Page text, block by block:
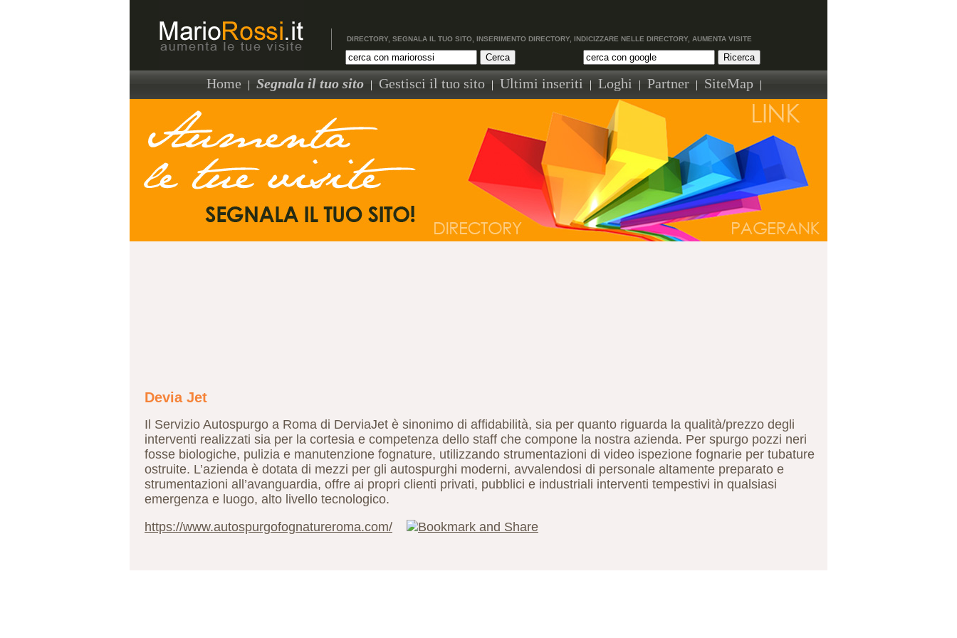
DIRECTORY, SEGNALA IL TUO SITO, INSERIMENTO DIRECTORY, INDICIZZARE NELLE DIRECTORY, AUMENTA VISITE
Home | Segnala il tuo sito | Gestisci il tuo sito | Ultimi inseriti | Loghi | Partner | SiteMap |
Devia Jet
Il Servizio Autospurgo a Roma di DerviaJet è sinonimo di affidabilità, sia per quanto riguarda la qualità/prezzo degli
interventi realizzati sia per la cortesia e competenza dello staff che compone la nostra azienda. Per spurgo pozzi neri
fosse biologiche, pulizia e manutenzione fognature, utilizzando strumentazioni di video ispezione fognarie per tubature
ostruite. L’azienda è dotata di mezzi per gli autospurghi moderni, avvalendosi di personale altamente preparato e
strumentazioni all’avanguardia, offre ai propri clienti privati, pubblici e industriali interventi tempestivi in qualsiasi
emergenza e luogo, alto livello tecnologico.
https://www.autospurgofognatureroma.com/